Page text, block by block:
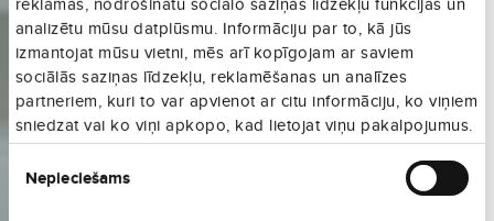
analizētu mūsu datplūsmu. Informāciju par to, kā jūs
izmantojat mūsu vietni, mēs arī kopīgojam ar saviem
sociālās saziņas līdzekļu, reklamēšanas un analīzes
partneriem, kuri to var apvienot ar citu informāciju, ko viņiem
sniedzat vai ko viņi apkopo, kad lietojat viņu pakalpojumus.
izvēle
Nepieciešams